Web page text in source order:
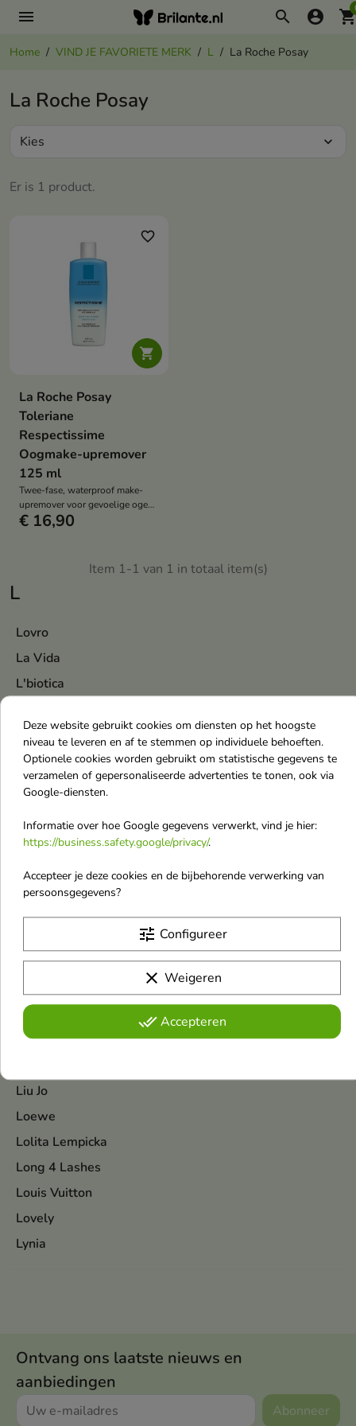
menu search account_circle
Home VIND JE FAVORIETE MERK L La Roche Posay
L
Lovro
La Vida
L'biotica
La Roche Posay
LABUBU
Lacoste
Lador
Lancaster
Lancome
LaQ
Le Labo
Lirene
Liu Jo
Loewe
Lolita Lempicka
Long 4 Lashes
Louis Vuitton
Lovely
Lynia
La Roche Posay
Er is 1 product.
Kies expand_more

favorite_border
La Roche Posay
Toleriane
Respectissime
Oogmake-upremover
125 ml
Twee-fase, waterproof make-
upremover voor gevoelige ogen
en huid – verwijdert effectief
€ 16,90
Item 1-1 van 1 in totaal item(s)
Ontvang ons laatste nieuws en
aanbiedingen
Deze website gebruikt cookies om diensten op het hoogste
niveau te leveren en af te stemmen op individuele behoeften.
Optionele cookies worden gebruikt om statistische gegevens te
verzamelen of gepersonaliseerde advertenties te tonen, ook via
Google-diensten.
Informatie over hoe Google gegevens verwerkt, vind je hier:
https://business.safety.google/privacy/.
Accepteer je deze cookies en de bijbehorende verwerking van
persoonsgegevens?
tune Configureer
clear Weigeren
done_all Accepteren